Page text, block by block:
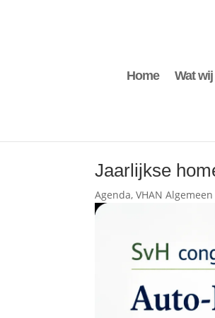
Home Wat
Jaarlijkse
Agenda,VHAN Algemeen